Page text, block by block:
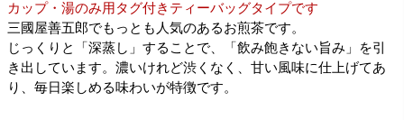
カップ・湯のみ用タグ付きティーバッグタイプです
三國屋善五郎でもっとも人気のあるお煎茶です。
じっくりと「深蒸し」することで、「飲み飽きない旨み」を引
き出しています。濃いけれど渋くなく、甘い風味に仕上げてあ
り、毎日楽しめる味わいが特徴です。